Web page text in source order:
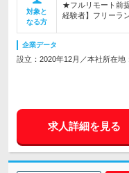
対象と
なる方
★フルリモート前
経験者】フリーラ
企業データ
設立：2020年12月／本社所在地
求人詳細を見る